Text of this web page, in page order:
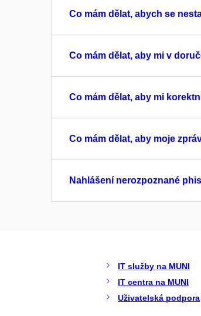
Co mám dělat, abych se
Co mám dělat, aby mi v
Co mám dělat, aby mi
Co mám dělat, aby moje
Nahlášení nerozpoznané
IT služby na MUNI
IT centra na MUNI
Uživatelská podpora